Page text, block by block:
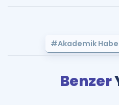
#Akademik
Benzer